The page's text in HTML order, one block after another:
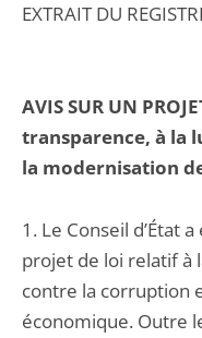
EXTRAIT DU
AVIS SUR UN
transparence, à la
la modernisation
1. Le Conseil d’État
projet de loi relatif à
contre la corruption
économique. Outre